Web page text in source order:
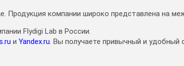
Продукция компании широко представлена на
Flydigi Lab в России.
и Yandex.ru. Вы получаете привычный и удобный